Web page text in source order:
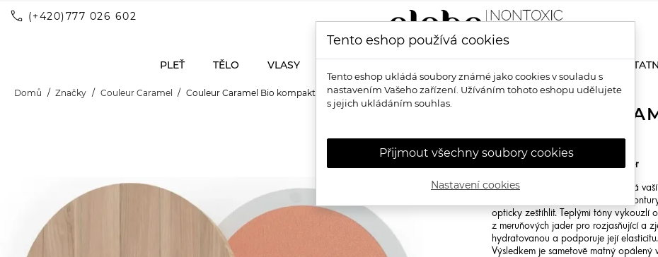
call (+420)777 026 602
PLEŤ TĚLO VLASY
Domů Značky Couleur Caramel Couleur Caramel Bio kompaktní bronzer
COULEUR
bronzer
Couleur Caramel Compact Bronzer
Couleur Caramel Bio bronzer dodá
Kromě zdravé barvičky zvýrazní
opticky zeštíhlit. Teplými tóny vykouzlí
z meruňových jader pro rozjasňující a
hydratovanou a podporuje její
Výsledkem je sametově matný
Tento eshop používá cookies
Tento eshop ukládá soubory známé jako cookies v souladu s
nastavením Vašeho zařízení. Užíváním tohoto eshopu udělujete
s jejich ukládáním souhlas.
Přijmout všechny soubory cookies
Nastavení cookies